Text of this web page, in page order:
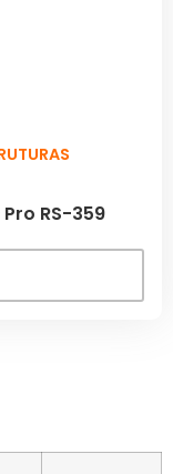
RS-359